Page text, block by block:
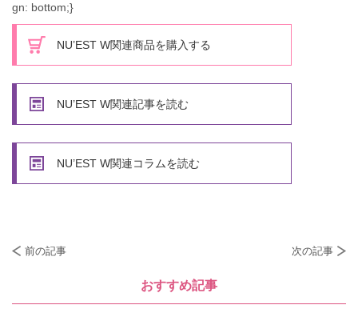
gn: bottom;}
NU’EST W関連商品を購入する
NU’EST W関連記事を読む
NU’EST W関連コラムを読む
前の記事 次の記事
おすすめ記事